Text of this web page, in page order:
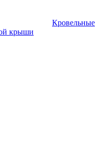
Кровельные
крыши